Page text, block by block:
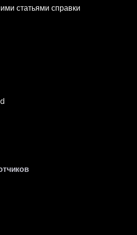
статьями справки